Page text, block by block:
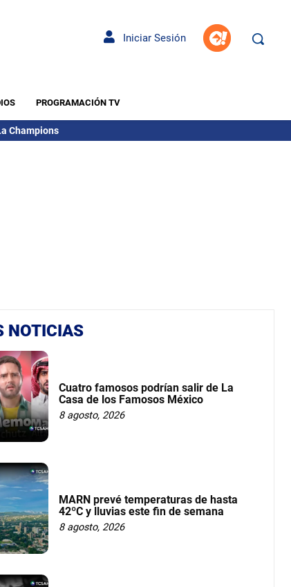
Iniciar Sesión
PROGRAMACIÓN TV
Champions
NOTICIAS
Cuatro famosos podrían salir de La
Casa de los Famosos México
8 agosto, 2026
MARN prevé temperaturas de hasta
42ºC y lluvias este fin de semana
8 agosto, 2026